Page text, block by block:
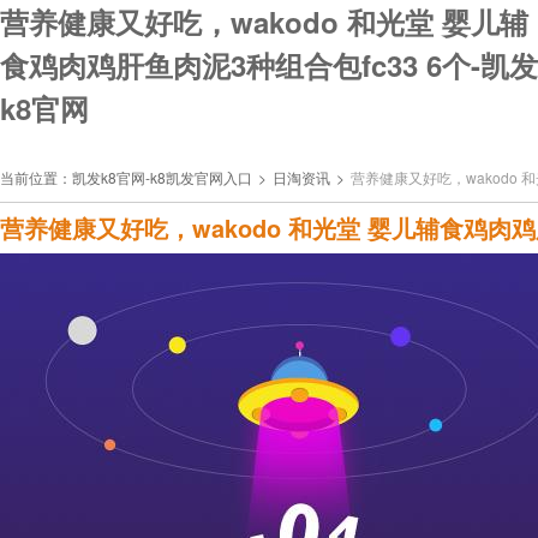
营养健康又好吃，wakodo 和光堂 婴儿辅
食鸡肉鸡肝鱼肉泥3种组合包fc33 6个-凯发
k8官网
当前位置： 凯发k8官网-k8凯发官网入口 > 日淘资讯 > 营养健康又好吃，wakodo
营养健康又好吃，wakodo 和光堂 婴儿辅食鸡肉